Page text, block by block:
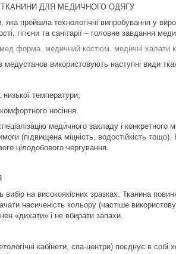
ДЛЯ МЕДИЧНОГО ОДЯГУ
пройшла технологічні випробування у
гігієни та санітарії – головне завдання
мед форма. медичний костюм. медичні халати
медустанов використовують наступні види
температури;
носіння.
медичного закладу і конкретного
(підвищена міцність, водостійкість тощо).
цілодобового чергування.
на високоякісних зразках. Тканина
насиченість кольору (частіше
«дихати» і не вбирати запахи.
кабінети, спа-центри) поєднує в собі